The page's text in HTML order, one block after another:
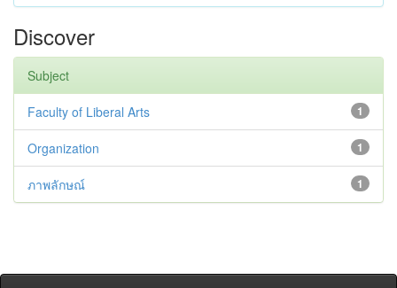
Discover
Subject
1
Faculty of Liberal Arts
1
Organization
1
ภาพลักษณ์